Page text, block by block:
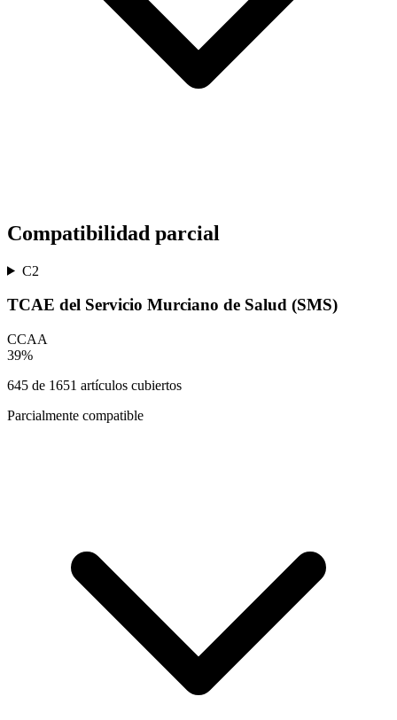
Compatibilidad parcial
C2
TCAE del Servicio Murciano de Salud (SMS)
CCAA
39%
645 de 1651 artículos cubiertos
Parcialmente compatible